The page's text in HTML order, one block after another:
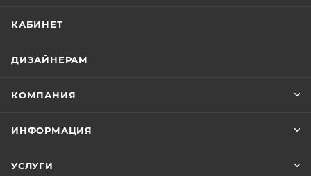
КАБИНЕТ
ДИЗАЙНЕРАМ
КОМПАНИЯ
ИНФОРМАЦИЯ
УСЛУГИ